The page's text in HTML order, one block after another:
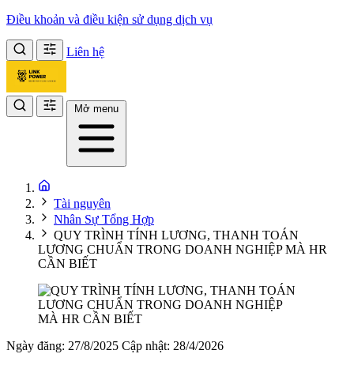
Điều khoản và điều kiện sử dụng dịch vụ
Liên hệ
Mở menu
Tài nguyên
Nhân Sự Tổng Hợp
QUY TRÌNH TÍNH LƯƠNG, THANH TOÁN
LƯƠNG CHUẨN TRONG DOANH NGHIỆP MÀ HR
CẦN BIẾT
Ngày đăng: 27/8/2025 Cập nhật: 28/4/2026